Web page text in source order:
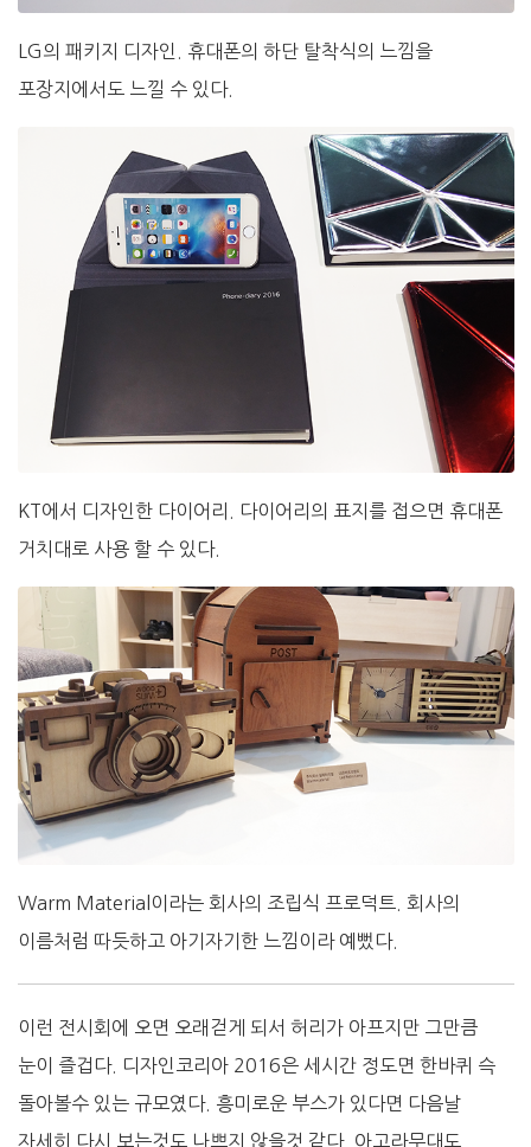
LG의 패키지 디자인. 휴대폰의 하단 탈착식의 느낌을
포장지에서도 느낄 수 있다.
KT에서 디자인한 다이어리. 다이어리의 표지를 접으면 휴대폰
거치대로 사용 할 수 있다.
Warm Material이라는 회사의 조립식 프로덕트. 회사의
이름처럼 따듯하고 아기자기한 느낌이라 예뻤다.
이런 전시회에 오면 오래걷게 되서 허리가 아프지만 그만큼
눈이 즐겁다. 디자인코리아 2016은 세시간 정도면 한바퀴 슥
돌아볼수 있는 규모였다. 흥미로운 부스가 있다면 다음날
자세히 다시 보는것도 나쁘지 않을것 같다. 아고라무대도